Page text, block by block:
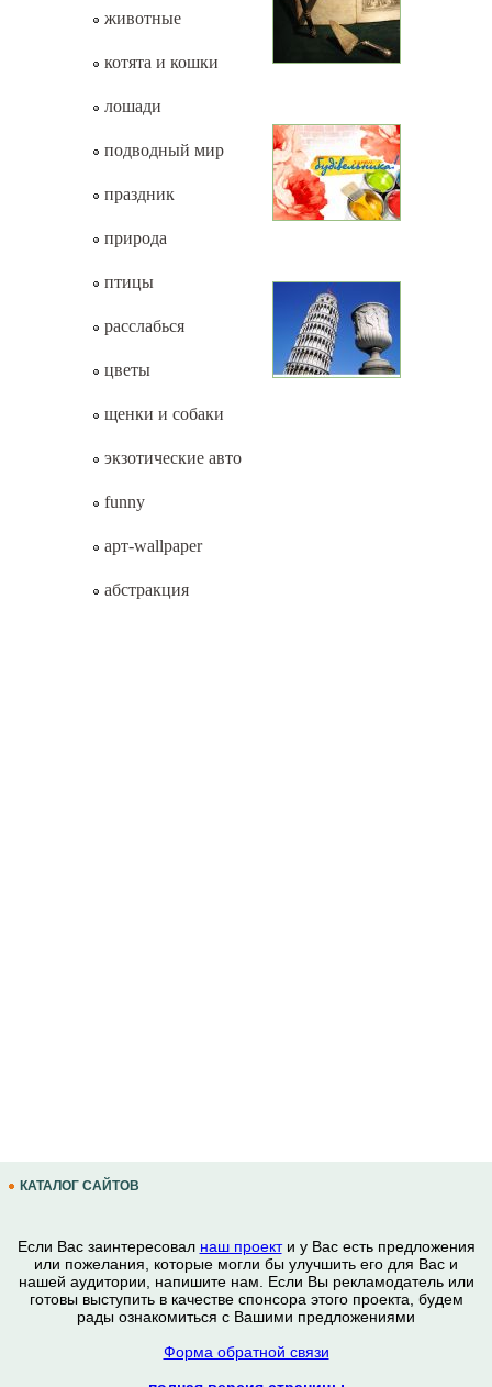
животные
котята и кошки
лошади
подводный мир
праздник
природа
птицы
расслабься
цветы
щенки и собаки
экзотические авто
funny
арт-wallpaper
абстракция
КАТАЛОГ САЙТОВ
Если Вас заинтересовал наш проекти у Вас есть предложения
или пожелания, которые могли бы улучшить его для Вас и
нашей аудитории, напишите нам. Если Вы рекламодатель или
готовы выступить в качестве спонсора этого проекта, будем
рады ознакомиться с Вашими предложениями
Форма обратной связи